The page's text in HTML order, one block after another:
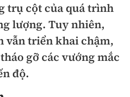
trụ cột của quá trình
lượng. Tuy nhiên,
vẫn triển khai chậm,
gỡ các vướng mắc
độ.